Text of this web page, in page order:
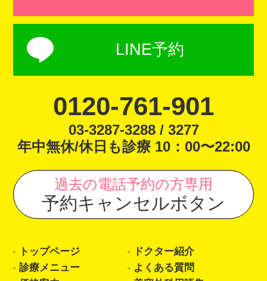
LINE予約
0120-761-901
03-3287-3288 / 3277
年中無休/休日も診療 10：00〜22:00
過去の電話予約の方専用
予約キャンセルボタン
トップページ
ドクター紹介
診療メニュー
よくある質問